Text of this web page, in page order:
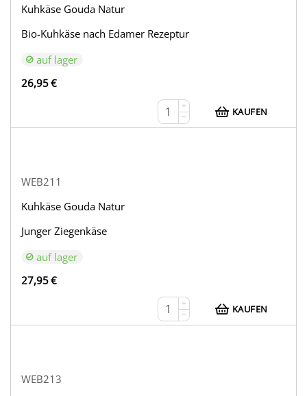
Kuhkäse Gouda Natur
Bio-Kuhkäse nach Edamer Rezeptur
auf lager
26,95€
+
−
KAUFEN
WEB211
Kuhkäse Gouda Natur
Junger Ziegenkäse
auf lager
27,95€
+
−
KAUFEN
WEB213